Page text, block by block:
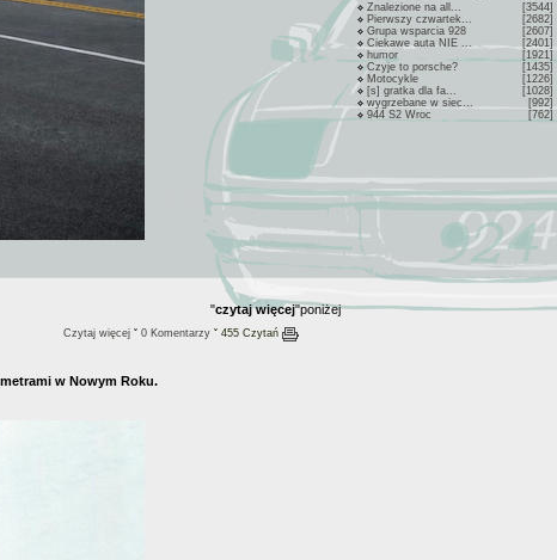
"czytaj więcej"poniżej
Czytaj więcej ˇ 0 Komentarzy ˇ 455 Czytań
w Nowym Roku.
Znalezione na all...
[3544]
Pierwszy czwartek...
[2682]
Grupa wsparcia 928
[2607]
Ciekawe auta NIE ...
[2401]
humor
[1921]
Czyje to porsche?
[1435]
Motocykle
[1226]
[s] gratka dla fa...
[1028]
wygrzebane w siec...
[992]
944 S2 Wroc
[762]